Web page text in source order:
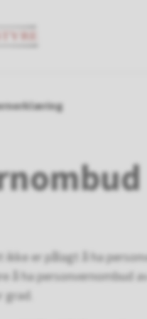
er pålagt å ha
å ha personvernombud
grad.